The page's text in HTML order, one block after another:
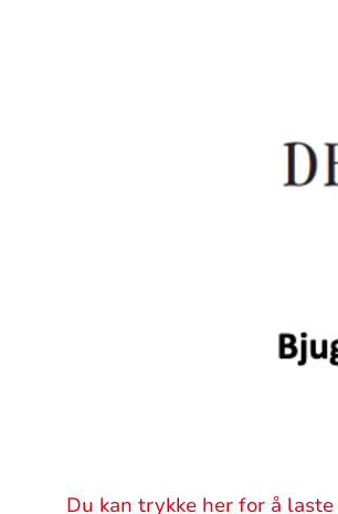
Du kan trykke her for å